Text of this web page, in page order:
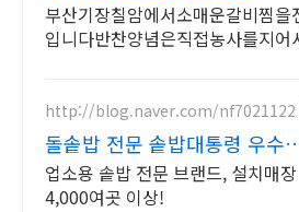
부산기장칠암에서소매운갈비찜을
입니다반찬양념은직접농사를지어
http://blog.naver.com/nf7021122
돌솥밥 전문 솥밥대통령 우수
술기업 인증
업소용 솥밥 전문 브랜드, 설치매장
4,000여곳 이상!